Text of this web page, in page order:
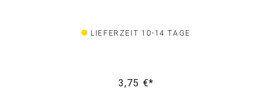
LIEFERZEIT 10-14 TAGE
3,75 €*